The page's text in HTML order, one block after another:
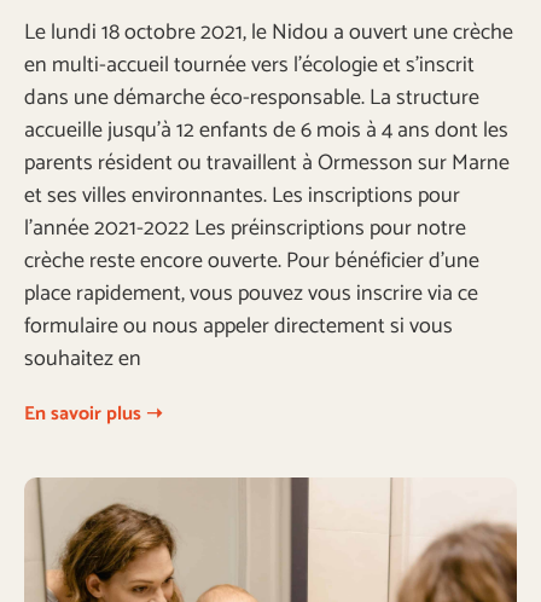
Le lundi 18 octobre 2021, le Nidou a ouvert une crèche
en multi-accueil tournée vers l’écologie et s’inscrit
dans une démarche éco-responsable. La structure
accueille jusqu’à 12 enfants de 6 mois à 4 ans dont les
parents résident ou travaillent à Ormesson sur Marne
et ses villes environnantes. Les inscriptions pour
l’année 2021-2022 Les préinscriptions pour notre
crèche reste encore ouverte. Pour bénéficier d’une
place rapidement, vous pouvez vous inscrire via ce
formulaire ou nous appeler directement si vous
souhaitez en
En savoir plus ➝